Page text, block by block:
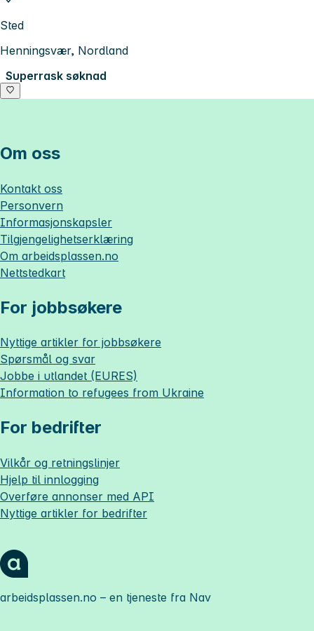
Sted
Henningsvær, Nordland
Superrask søknad
Om oss
Kontakt oss
Personvern
Informasjonskapsler
Tilgjengelighetserklæring
Om arbeidsplassen.no
Nettstedkart
For jobbsøkere
Nyttige artikler for jobbsøkere
Spørsmål og svar
Jobbe i utlandet (EURES)
Information to refugees from Ukraine
For bedrifter
Vilkår og retningslinjer
Hjelp til innlogging
Overføre annonser med API
Nyttige artikler for bedrifter
arbeidsplassen.no – en tjeneste fra Nav